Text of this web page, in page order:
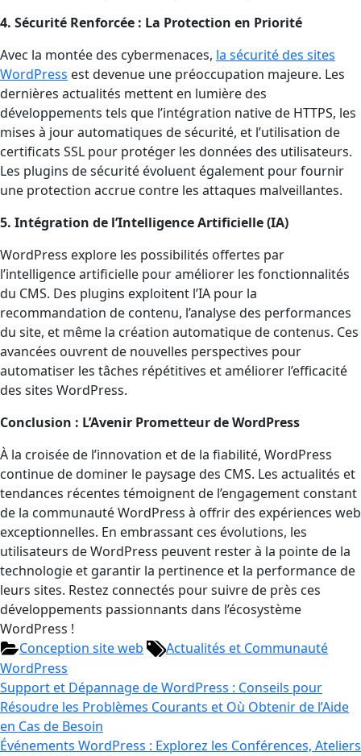
4. Sécurité Renforcée : La Protection en Priorité
Avec la montée des cybermenaces, la sécurité des sites
WordPress est devenue une préoccupation majeure. Les
dernières actualités mettent en lumière des
développements tels que l’intégration native de HTTPS, les
mises à jour automatiques de sécurité, et l’utilisation de
certificats SSL pour protéger les données des utilisateurs.
Les plugins de sécurité évoluent également pour fournir
une protection accrue contre les attaques malveillantes.
5. Intégration de l’Intelligence Artificielle (IA)
WordPress explore les possibilités offertes par
l’intelligence artificielle pour améliorer les fonctionnalités
du CMS. Des plugins exploitent l’IA pour la
recommandation de contenu, l’analyse des performances
du site, et même la création automatique de contenus. Ces
avancées ouvrent de nouvelles perspectives pour
automatiser les tâches répétitives et améliorer l’efficacité
des sites WordPress.
Conclusion : L’Avenir Prometteur de WordPress
À la croisée de l’innovation et de la fiabilité, WordPress
continue de dominer le paysage des CMS. Les actualités et
tendances récentes témoignent de l’engagement constant
de la communauté WordPress à offrir des expériences web
exceptionnelles. En embrassant ces évolutions, les
utilisateurs de WordPress peuvent rester à la pointe de la
technologie et garantir la pertinence et la performance de
leurs sites. Restez connectés pour suivre de près ces
développements passionnants dans l’écosystème
WordPress !
Conception site web
Actualités et Communauté
WordPress
Support et Dépannage de WordPress : Conseils pour
Résoudre les Problèmes Courants et Où Obtenir de l’Aide
en Cas de Besoin
Événements WordPress : Explorez les Conférences, Ateliers